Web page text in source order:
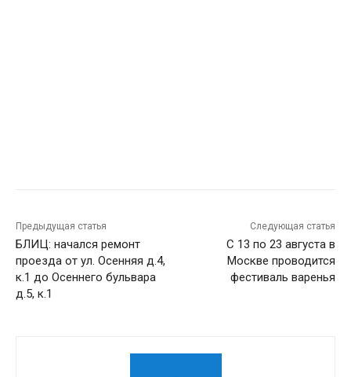
Предыдущая статья
БЛИЦ: начался ремонт
проезда от ул. Осенняя д.4,
к.1 до Осеннего бульвара
д.5, к.1
Следующая статья
С 13 по 23 августа в
Москве проводится
фестиваль варенья